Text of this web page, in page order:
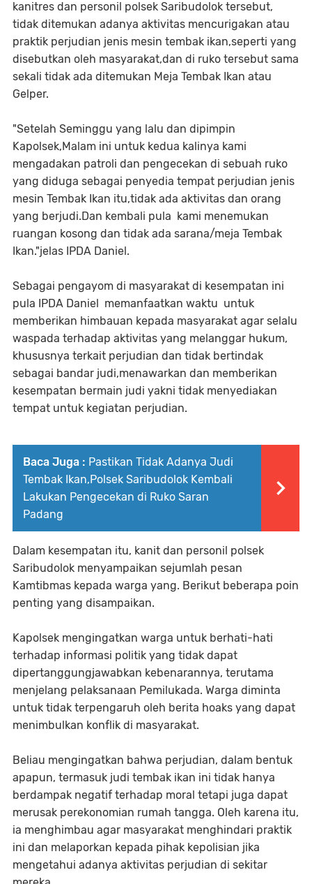
kanitres dan personil polsek Saribudolok tersebut,
tidak ditemukan adanya aktivitas mencurigakan atau
praktik perjudian jenis mesin tembak ikan,seperti yang
disebutkan oleh masyarakat,dan di ruko tersebut sama
sekali tidak ada ditemukan Meja Tembak Ikan atau
Gelper.
"Setelah Seminggu yang lalu dan dipimpin
Kapolsek,Malam ini untuk kedua kalinya kami
mengadakan patroli dan pengecekan di sebuah ruko
yang diduga sebagai penyedia tempat perjudian jenis
mesin Tembak Ikan itu,tidak ada aktivitas dan orang
yang berjudi.Dan kembali pula kami menemukan
ruangan kosong dan tidak ada sarana/meja Tembak
Ikan."jelas IPDA Daniel.
Sebagai pengayom di masyarakat di kesempatan ini
pula IPDA Daniel memanfaatkan waktu untuk
memberikan himbauan kepada masyarakat agar selalu
waspada terhadap aktivitas yang melanggar hukum,
khususnya terkait perjudian dan tidak bertindak
sebagai bandar judi,menawarkan dan memberikan
kesempatan bermain judi yakni tidak menyediakan
tempat untuk kegiatan perjudian.
Baca Juga : Pastikan Tidak Adanya Judi
Tembak Ikan,Polsek Saribudolok Kembali
Lakukan Pengecekan di Ruko Saran
Padang
Dalam kesempatan itu, kanit dan personil polsek
Saribudolok menyampaikan sejumlah pesan
Kamtibmas kepada warga yang. Berikut beberapa poin
penting yang disampaikan.
Kapolsek mengingatkan warga untuk berhati-hati
terhadap informasi politik yang tidak dapat
dipertanggungjawabkan kebenarannya, terutama
menjelang pelaksanaan Pemilukada. Warga diminta
untuk tidak terpengaruh oleh berita hoaks yang dapat
menimbulkan konflik di masyarakat.
Beliau mengingatkan bahwa perjudian, dalam bentuk
apapun, termasuk judi tembak ikan ini tidak hanya
berdampak negatif terhadap moral tetapi juga dapat
merusak perekonomian rumah tangga. Oleh karena itu,
ia menghimbau agar masyarakat menghindari praktik
ini dan melaporkan kepada pihak kepolisian jika
mengetahui adanya aktivitas perjudian di sekitar